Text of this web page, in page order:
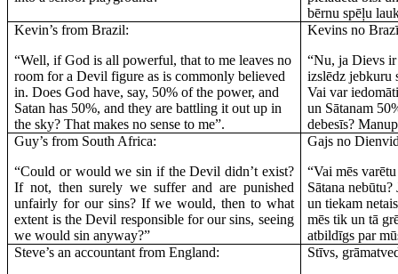
bērnu spēļu
Kevin’s from Brazil:
“Well, if God is all powerful, that to me leaves no
room for a Devil figure as is commonly believed
in. Does God have, say, 50% of the power, and
Satan has 50%, and they are battling it out up in
the sky? That makes no sense to me”.
Kevins no
“Nu, ja Dievs ir
izslēdz jebkuru
Vai var
un Sātanam
debesīs?
Guy’s from South Africa:
“Could or would we sin if the Devil didn’t exist?
If not, then surely we suffer and are punished
unfairly for our sins? If we would, then to what
extent is the Devil responsible for our sins, seeing
we would sin anyway?”
Gajs no
“Vai mēs
Sātana
un tiekam
mēs tik un tā
atbildīgs par
Steve’s an accountant from England:
Stīvs,